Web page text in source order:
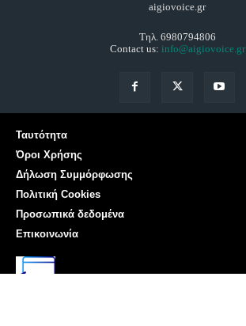
aigiovoice.gr
Τηλ. 6980794806
Contact us: info@aigiovoice.gr
Ταυτότητα
Όροι Χρήσης
Δήλωση Συμμόρφωσης
Πολιτική Cookies
Προσωπικά δεδομένα
Επικοινωνία